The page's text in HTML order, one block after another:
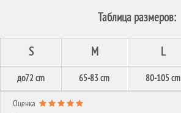
Таблица размеров:
S M L
до72 cm 65-83 cm 80-105 cm
Оценка